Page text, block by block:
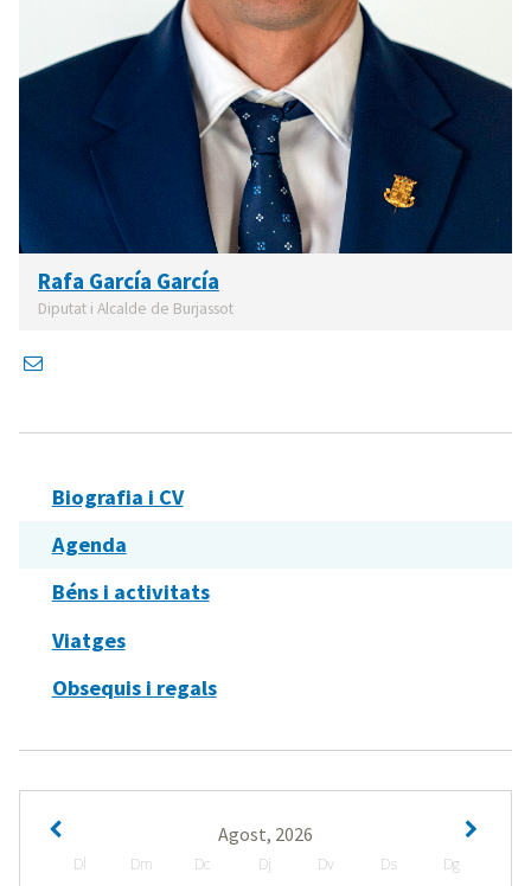
Rafa García García
Diputat i Alcalde de Burjassot
Biografia i CV
Agenda
Béns i activitats
Viatges
Obsequis i regals
Agost, 2026
Dl Dm Dc Dj Dv Ds
Dg